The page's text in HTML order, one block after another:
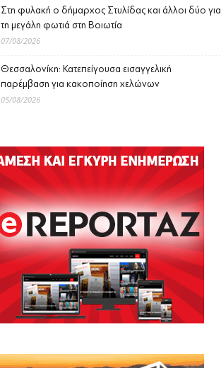
Στη φυλακή ο δήμαρχος Στυλίδας και άλλοι δύο για
τη μεγάλη φωτιά στη Βοιωτία
07/08/2026
Θεσσαλονίκη: Κατεπείγουσα εισαγγελική
παρέμβαση για κακοποίηση χελώνων
05/08/2026